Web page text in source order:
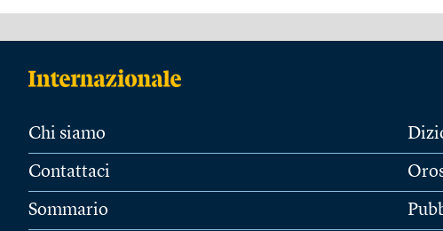
Chi siamo
Contattaci
Sommario